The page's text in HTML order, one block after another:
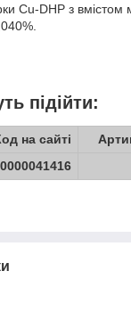
Cu-DHP з вмістом
підійти:
на сайті